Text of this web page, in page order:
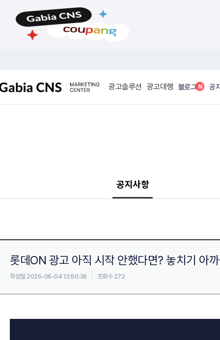
광고솔루션 광고대행 블로그 N 공
공지사항
롯데ON 광고 아직 시작 안했다면? 놓치기 아
작성일 2026-06-04 13:50:36 조회수 272